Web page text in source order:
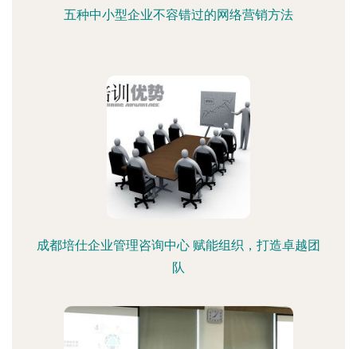
五种中小型企业不容错过的网络营销方法
成都培仕企业管理咨询中心 赋能组织，打造卓越团
队